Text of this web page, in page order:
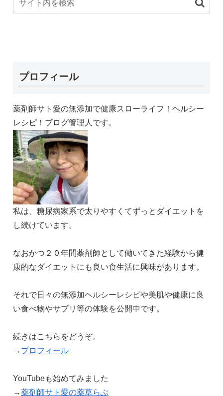
プロフィール
薬剤師サト愛の無添加で健康スローライフ！ヘルシー
レシピ！ブログ管理人です。
私は、糖尿病家系で太りやすくてずっとダイエットを
し続けています。
なおかつ２０年間薬剤師として働いてきた経験から健
康的なダイエットにも良い食生活に興味があります。
それで日々の無添加ヘルシーレシピや美肌や健康に良
い食べ物やサプリ等の体験を公開中です。
続きはこちらをどうぞ。
→ プロフィール
YouTubeも始めてみました
→薬剤師サト愛の薬草らぶ